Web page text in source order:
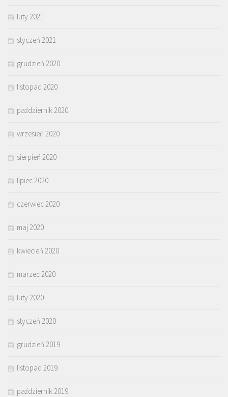
luty 2021
styczeń 2021
grudzień 2020
listopad 2020
październik 2020
wrzesień 2020
sierpień 2020
lipiec 2020
czerwiec 2020
maj 2020
kwiecień 2020
marzec 2020
luty 2020
styczeń 2020
grudzień 2019
listopad 2019
październik 2019